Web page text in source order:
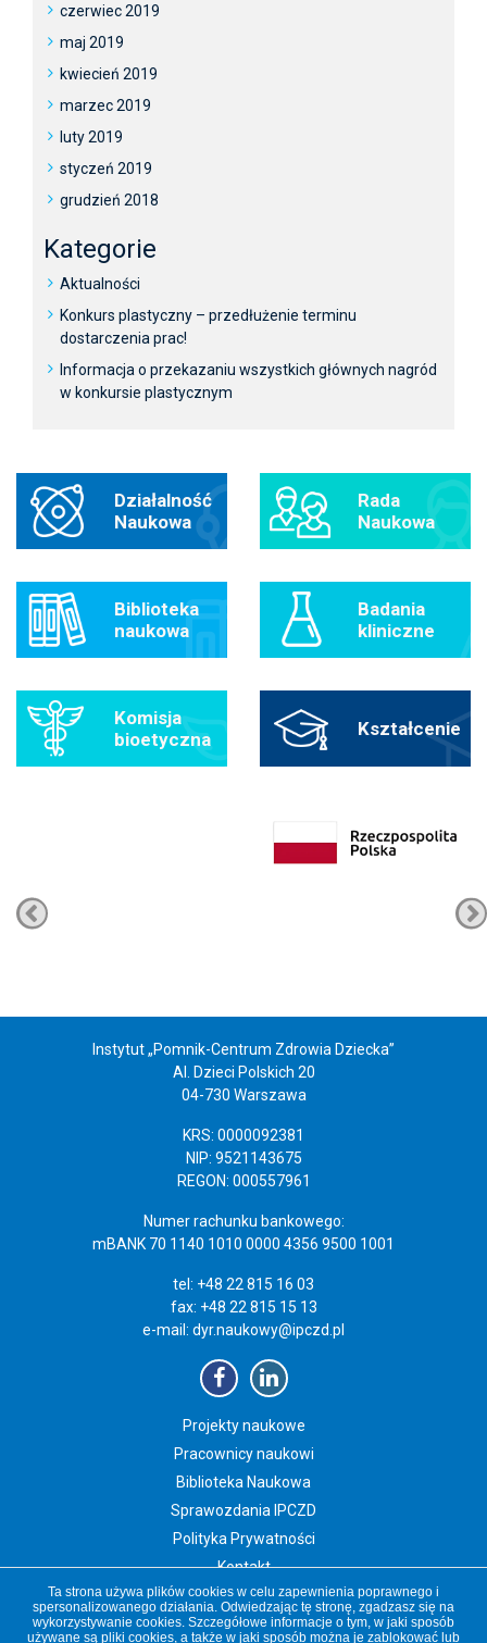
czerwiec 2019
maj 2019
kwiecień 2019
marzec 2019
luty 2019
styczeń 2019
grudzień 2018
Kategorie
Aktualności
Konkurs plastyczny – przedłużenie terminu
dostarczenia prac!
Informacja o przekazaniu wszystkich głównych nagród
w konkursie plastycznym
Działalność
Naukowa
Biblioteka
naukowa
Rada
Naukowa
Badania
kliniczne
Komisja
bioetyczna
Kształcenie
Instytut „Pomnik-Centrum Zdrowia Dziecka”
Al. Dzieci Polskich 20
04-730 Warszawa
KRS: 0000092381
NIP: 9521143675
REGON: 000557961
Numer rachunku bankowego:
mBANK 70 1140 1010 0000 4356 9500 1001
tel: +48 22 815 16 03
fax: +48 22 815 15 13
e-mail: dyr.naukowy@ipczd.pl
Projekty naukowe
Pracownicy naukowi
Biblioteka Naukowa
Sprawozdania IPCZD
Polityka Prywatności
Kontakt
Newsletter IPCZD
Ta strona używa plików cookies w celu zapewnienia poprawnego i
spersonalizowanego działania. Odwiedzając tę stronę, zgadzasz się na
wykorzystywanie cookies. Szczegółowe informacje o tym, w jaki sposób
używane są pliki cookies, a także w jaki sposób można je zablokować lub